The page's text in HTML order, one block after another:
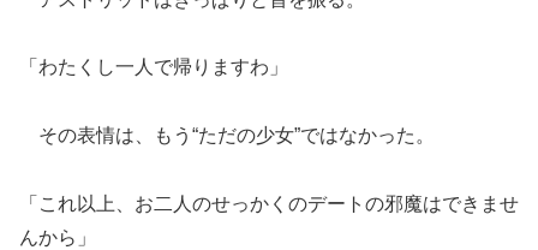
「わたくし一人で帰りますわ」
その表情は、もう“ただの少女”ではなかった。
「これ以上、お二人のせっかくのデートの邪魔はできませ
んから」